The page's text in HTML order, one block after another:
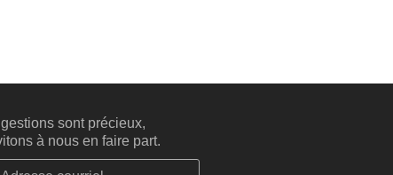
sont précieux,
à nous en faire part.